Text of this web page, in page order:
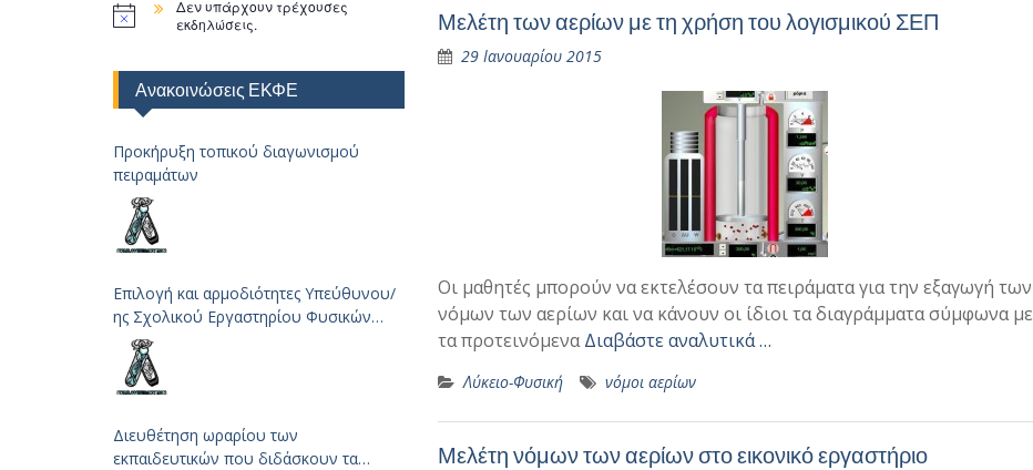
Μελέτη των αερίων με τη χρήση του λογισμικού ΣΕΠ
29 Ιανουαρίου 2015
Οι μαθητές μπορούν να εκτελέσουν τα πειράματα για την εξαγωγή των
νόμων των αερίων και να κάνουν οι ίδιοι τα διαγράμματα σύμφωνα με
τα προτεινόμεναΔιαβάστε αναλυτικά …
Λύκειο-Φυσική νόμοι αερίων
Μελέτη νόμων των αερίων στο εικονικό εργαστήριο
Δεν υπάρχουν τρέχουσες
εκδηλώσεις.
Ανακοινώσεις ΕΚΦΕ
Προκήρυξη τοπικού διαγωνισμού
πειραμάτων
Επιλογή και αρμοδιότητες Υπεύθυνου/
ης Σχολικού Εργαστηρίου Φυσικών
Επιστημών
Διευθέτηση ωραρίου των
εκπαιδευτικών που διδάσκουν τα